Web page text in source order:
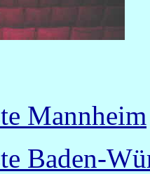
Mannheim
Baden-